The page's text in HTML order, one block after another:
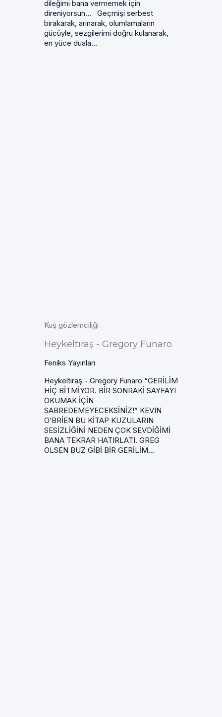
dileğimi bana vermemek için
direniyorsun… Geçmişi serbest
bırakarak, arınarak, olumlamaların
gücüyle, sezgilerimi doğru kulanarak,
en yüce duala...
Kuş gözlemciliği
Heykeltıraş - Gregory Funaro
Feniks Yayınları
Heykeltıraş - Gregory Funaro “GERİLİM
HİÇ BİTMİYOR. BİR SONRAKİ SAYFAYI
OKUMAK İÇİN
SABREDEMEYECEKSİNİZ!” KEVIN
O’BRİEN BU KİTAP KUZULARIN
SESİZLİĞİNİ NEDEN ÇOK SEVDİĞİMİ
BANA TEKRAR HATIRLATI. GREG
OLSEN BUZ GİBİ BİR GERİLİM...